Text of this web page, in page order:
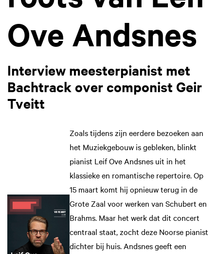
Ove Andsnes
Interview meesterpianist met
Bachtrack over componist Geir
Tveitt
Zoals tijdens zijn eerdere bezoeken aan
het Muziekgebouw is gebleken, blinkt
pianist Leif Ove Andsnes uit in het
klassieke en romantische repertoire. Op
15 maart komt hij opnieuw terug in de
Grote Zaal voor werken van Schubert en
Brahms. Maar het werk dat dit concert
centraal staat, zocht deze Noorse pianist
dichter bij huis. Andsnes geeft een